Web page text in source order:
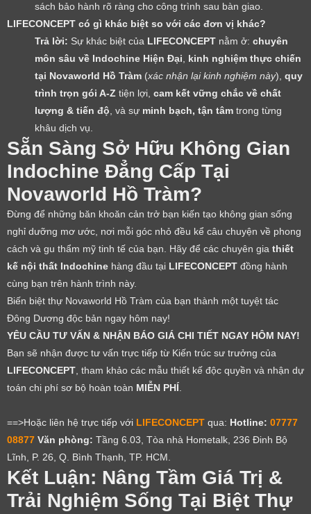
sách bảo hành rõ ràng cho công trình sau bàn giao.
LIFECONCEPT có gì khác biệt so với các đơn vị khác?
Trả lời: Sự khác biệt của LIFECONCEPT nằm ở: chuyên
môn sâu về Indochine Hiện Đại
kinh nghiệm thực chiến
tại Novaworld Hồ Tràm (xác nhận lại kinh nghiệm này), quy
trình trọn gói A-Z tiện lợi, cam kết vững chắc về chất
lượng & tiến độ , và sự minh bạch, tận tâm trong từng
khâu dịch vụ.
Sẵn Sàng Sở Hữu Không Gian
Indochine Đẳng Cấp Tại
Novaworld Hồ Tràm?
Đừng để những băn khoăn cản trở bạn kiến tạo không gian sống
nghỉ dưỡng mơ ước, nơi mỗi góc nhỏ đều kể câu chuyện về phong
cách và gu thẩm mỹ tinh tế của bạn. Hãy để các chuyên gia thiết
kế nội thất Indochine hàng đầu tại LIFECONCEPT đồng hành
cùng bạn trên hành trình này.
Biến biệt thự Novaworld Hồ Tràm của bạn thành một tuyệt tác
Đông Dương độc bản ngay hôm nay!
YÊU CẦU TƯ VẤN & NHẬN BÁO GIÁ CHI TIẾT NGAY HÔM NAY!
Bạn sẽ nhận được tư vấn trực tiếp từ Kiến trúc sư trưởng của
LIFECONCEPT , tham khảo các mẫu thiết kế độc quyền và nhận dự
toán chi phí sơ bộ hoàn toàn MIỄN PHÍ
==>Hoặc liên hệ trực tiếp với LIFECONCEPT qua: Hotline: 07777
08877 Văn phòng: Tầng 6.03, Tòa nhà Hometalk, 236 Đinh Bộ
Lĩnh, P. 26, Q. Bình Thạnh, TP. HCM.
Kết Luận: Nâng Tầm Giá Trị &
Trải Nghiệm Sống Tại Biệt Thự
LỜI CẢM ƠN
LIFECONCEPT